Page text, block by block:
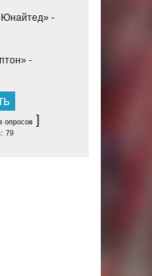
-
-
опросов ]
79